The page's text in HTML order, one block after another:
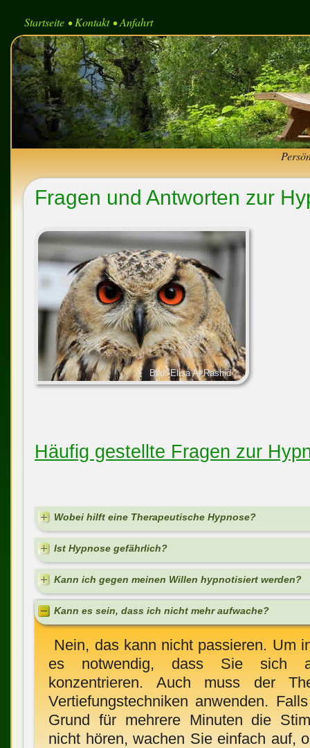
Startseite • Kontakt•Anfahrt
Fragen und Antworten zur
Bild: Elisa Al Rashid
Häufig gestellte Fragen zur
Wobei hilft eine Therapeutische Hypnose?
Ist Hypnose gefährlich?
Kann ich gegen meinen Willen hypnotisiert werden?
Kann es sein, dass ich nicht mehr aufwache?
Nein, das kann nicht passieren. Um
es notwendig, dass Sie sich
konzentrieren. Auch muss der
Vertiefungstechniken anwenden.
Grund für mehrere Minuten die
nicht hören, wachen Sie einfach auf,